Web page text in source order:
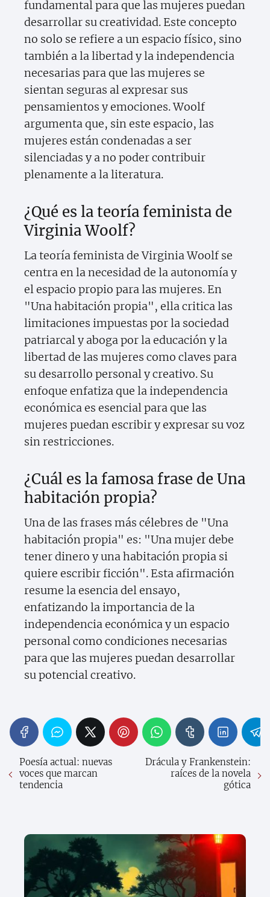
fundamental para que las mujeres puedan
desarrollar su creatividad. Este concepto
no solo se refiere a un espacio físico, sino
también a la libertad y la independencia
necesarias para que las mujeres se
sientan seguras al expresar sus
pensamientos y emociones. Woolf
argumenta que, sin este espacio, las
mujeres están condenadas a ser
silenciadas y a no poder contribuir
plenamente a la literatura.
¿Qué es la teoría feminista de
Virginia Woolf?
La teoría feminista de Virginia Woolf se
centra en la necesidad de la autonomía y
el espacio propio para las mujeres. En
"Una habitación propia", ella critica las
limitaciones impuestas por la sociedad
patriarcal y aboga por la educación y la
libertad de las mujeres como claves para
su desarrollo personal y creativo. Su
enfoque enfatiza que la independencia
económica es esencial para que las
mujeres puedan escribir y expresar su voz
sin restricciones.
¿Cuál es la famosa frase de Una
habitación propia?
Una de las frases más célebres de "Una
habitación propia" es: "Una mujer debe
tener dinero y una habitación propia si
quiere escribir ficción". Esta afirmación
resume la esencia del ensayo,
enfatizando la importancia de la
independencia económica y un espacio
personal como condiciones necesarias
para que las mujeres puedan desarrollar
su potencial creativo.
Poesía actual: nuevas
voces que marcan
tendencia
Drácula y Frankenstein:
raíces de la novela
gótica